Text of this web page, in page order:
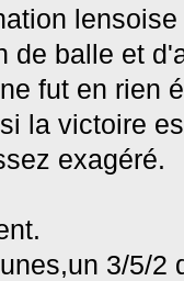
de balle et
fut en rien
la victoire
exagéré.
3/5/2